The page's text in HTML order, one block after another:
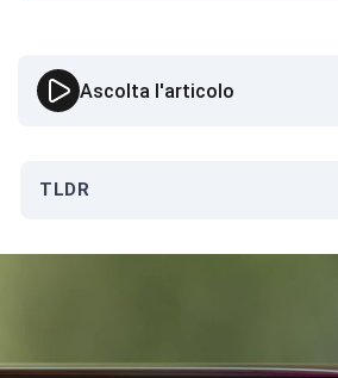
Ascolta l'articolo
TLDR